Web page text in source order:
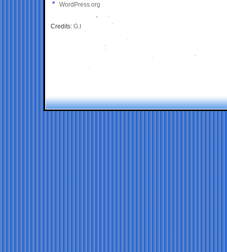
WordPress.org
Credits: G.I